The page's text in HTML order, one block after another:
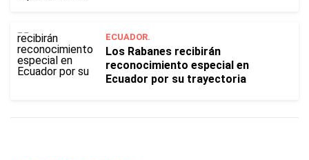
ECUADOR.
Los Rabanes recibirán
reconocimiento especial en
Ecuador por su trayectoria